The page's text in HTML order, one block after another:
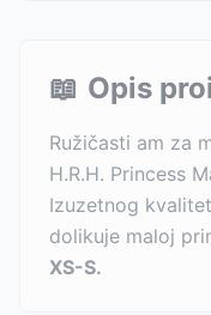
📖 Opis
Ružičasti am za
H.R.H. Princess
Izuzetnog
dolikuje maloj
XS-S.